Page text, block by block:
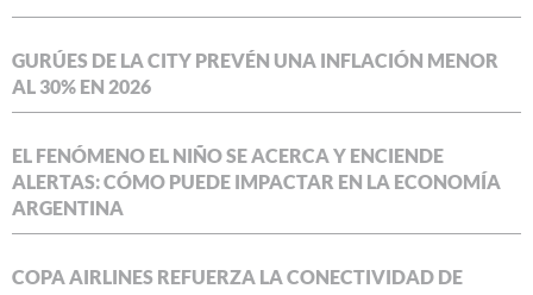
GURÚES DE LA CITY PREVÉN UNA INFLACIÓN MENOR
AL 30% EN 2026
EL FENÓMENO EL NIÑO SE ACERCA Y ENCIENDE
ALERTAS: CÓMO PUEDE IMPACTAR EN LA ECONOMÍA
ARGENTINA
COPA AIRLINES REFUERZA LA CONECTIVIDAD DE